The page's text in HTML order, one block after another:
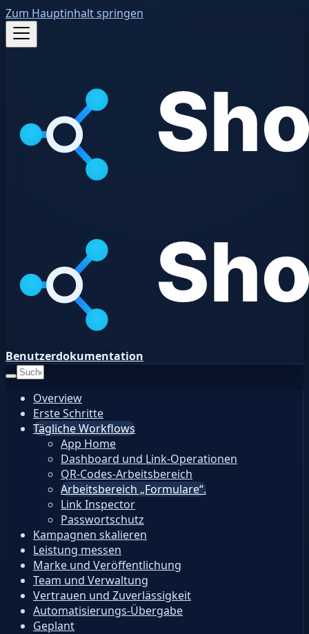
Zum Hauptinhalt springen
Benutzerdokumentation
Overview
Erste Schritte
Tägliche Workflows
App Home
Dashboard und Link-Operationen
QR-Codes-Arbeitsbereich
Arbeitsbereich „Formulare“.
Link Inspector
Passwortschutz
Kampagnen skalieren
Leistung messen
Marke und Veröffentlichung
Team und Verwaltung
Vertrauen und Zuverlässigkeit
Automatisierungs-Übergabe
Geplant